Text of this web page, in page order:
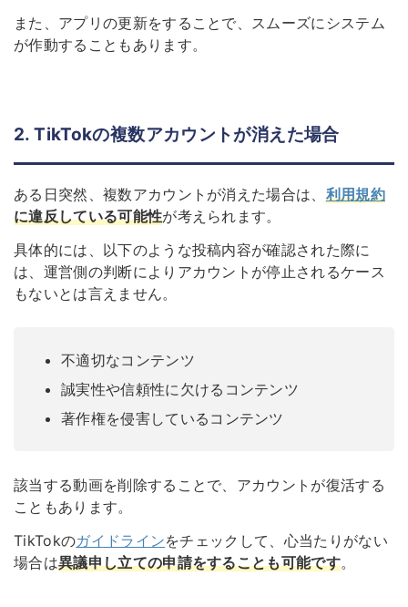
また、 アプリの更新をすることで、スムーズにシステム
が作動することもあります。
2. TikTokの複数アカウントが消えた場合
ある日突然、複数アカウントが消えた場合は、 利用規約
に違反している可能性が考えられます。
具体的には、以下のような投稿内容が確認された際に
は、運営側の判断によりアカウントが停止されるケース
もないとは言えません。
不適切なコンテンツ
誠実性や信頼性に欠けるコンテンツ
著作権を侵害しているコンテンツ
該当する動画を削除する ことで、アカウントが復活する
こともあります。
TikTokのガイドラインをチェックして、心当たりがない
場合は異議申し立ての申請をすることも可能です。